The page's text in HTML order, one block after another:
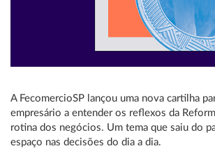
A FecomercioSP lançou uma nova cartilha
empresário a entender os reflexos da
rotina dos negócios. Um tema que saiu do
espaço nas decisões do dia a dia.